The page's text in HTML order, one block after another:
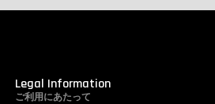
Legal Information
ご利用にあたって